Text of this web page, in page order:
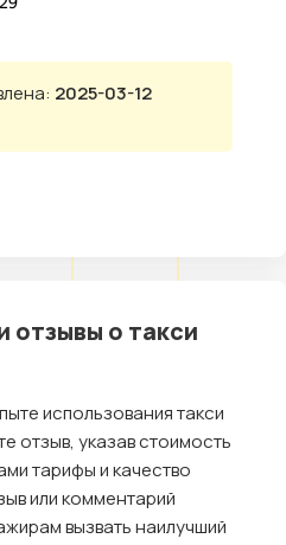
2025-03-12
отзывы о такси
использования такси
отзыв, указав стоимость
тарифы и качество
или комментарий
вызвать наилучший